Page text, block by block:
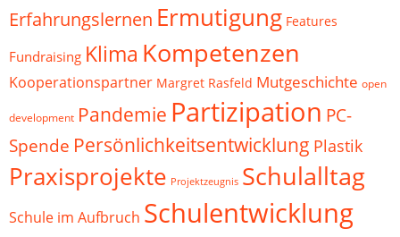
Erfahrungslernen Ermutigung Features
Fundraising Klima Kompetenzen
Kooperationspartner Margret Rasfeld Mutgeschichte open
development Pandemie Partizipation PC-
Spende Persönlichkeitsentwicklung Plastik
Praxisprojekte Projektzeugnis Schulalltag
Schule im Aufbruch Schulentwicklung